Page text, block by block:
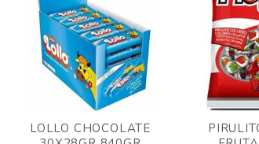
LOLLO CHOCOLATE